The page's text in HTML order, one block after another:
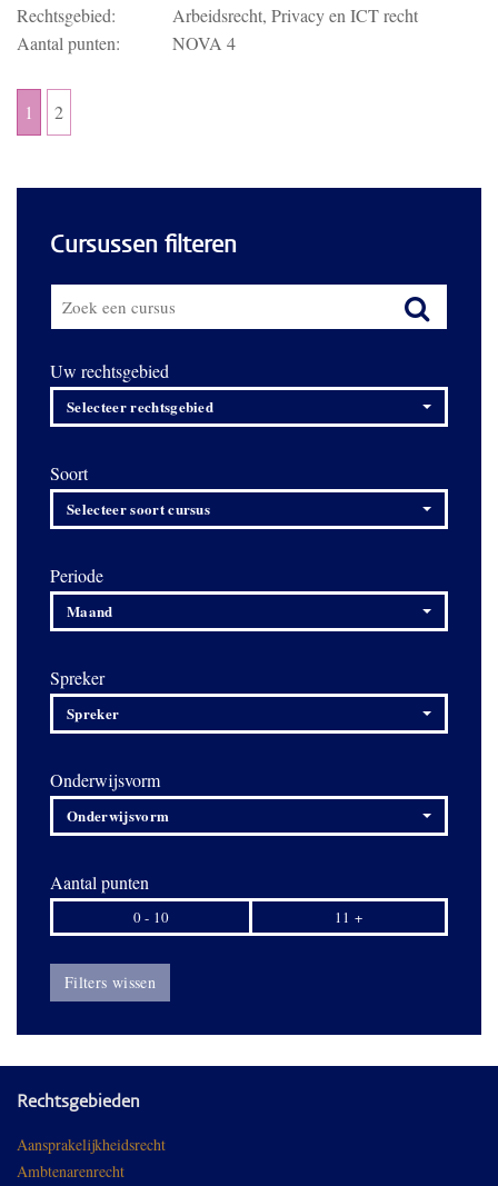
Rechtsgebied:
Arbeidsrecht, Privacy en ICT recht
Aantal punten:
NOVA 4
1 2
Cursussen filteren
Uw rechtsgebied
Selecteer rechtsgebied
Soort
Selecteer soort cursus
Periode
Maand
Spreker
Spreker
Onderwijsvorm
Onderwijsvorm
Aantal punten
0 - 10 11 +
Filters wissen
Rechtsgebieden
Aansprakelijkheidsrecht
Ambtenarenrecht